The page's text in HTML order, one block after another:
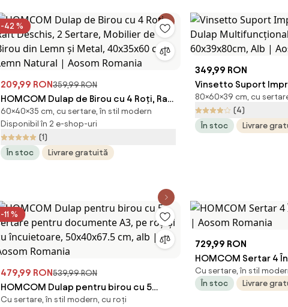
-42 %
209,99 RON359,99 RON
HOMCOM Dulap de Birou cu 4 Roți, Raft
Deschis, 2 Sertare, Mobilier de Birou
din Lemn și Metal, 40x35x60 cm, Lemn
Natural | Aosom Romania
60×40×35 cm, cu sertare, în stil modern
Disponibil în 2 e-shop-uri
(1)
În stoc
Livrare gratuită
349,99 RON
Vinsetto Suport
Dulap
60x39x80cm, Alb |
80×60×39 cm, cu
(4)
În stoc
Livrare
-11 %
479,99 RON539,99 RON
HOMCOM Dulap pentru birou cu 5
sertare pentru documente A3, pe roți
Cu sertare, în stil modern, cu roți
729,99 RON
HOMCOM Sertar 4
Aosom Romania
Cu sertare, în stil
În stoc
Livrare